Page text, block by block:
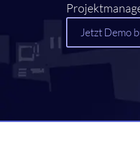
Jetzt Demo